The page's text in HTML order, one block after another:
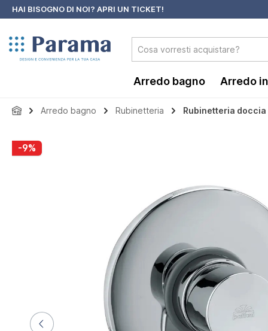
Passa alla navigazione principale
HAI BISOGNO DI NOI? APRI UN TICKET!
Arredo bagno Arredo
Arredo bagno Rubinetteria Rubinetteria doccia
Salta la galleria di immagini
-9%